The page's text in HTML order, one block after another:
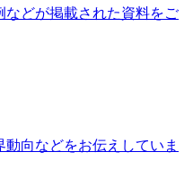
などが掲載された資料をご
向などをお伝えしていま